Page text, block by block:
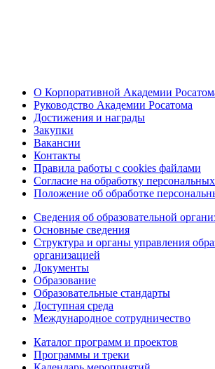
О Корпоративной Академии
Руководство Академии Росатома
Достижения и награды
Закупки
Вакансии
Контакты
Правила работы с cookies файлами
Согласие на обработку
Положение об обработке
Сведения об образовательной
Основные сведения
Структура и органы управления
организацией
Документы
Образование
Образовательные стандарты
Доступная среда
Международное сотрудничество
Каталог программ и проектов
Программы и треки